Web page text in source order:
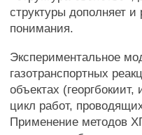
структуры дополняет
понимания.
Экспериментальное
газотранспортных
объектах
цикл работ,
Применение методов